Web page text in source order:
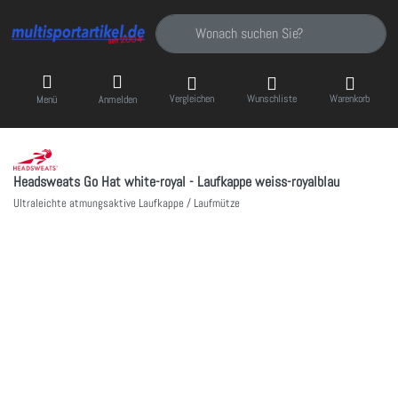
Geben Sie einen Suchbegriff ein. Während
Menü Anmelden Vergleichen Wunschliste Warenkorb
Headsweats Go Hat white-royal - Laufkappe weiss-royalblau
Ultraleichte atmungsaktive Laufkappe / Laufmütze